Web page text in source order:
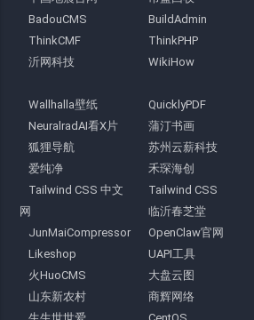
BadouCMS
BuildAdmin
ThinkCMF
ThinkPHP
沂网科技
WikiHow
Wallhalla壁纸
QuicklyPDF
NeuralradAI看X片
蒲汀书画
狐狸导航
苏州云薪科技
爱纯净
禾琛海创
Tailwind CSS 中文
网
Tailwind CSS
临沂春芝堂
JunMaiCompressor
OpenClaw官网
Likeshop
UAPI工具
火HuoCMS
大盘云图
山东新农村
商辉网络